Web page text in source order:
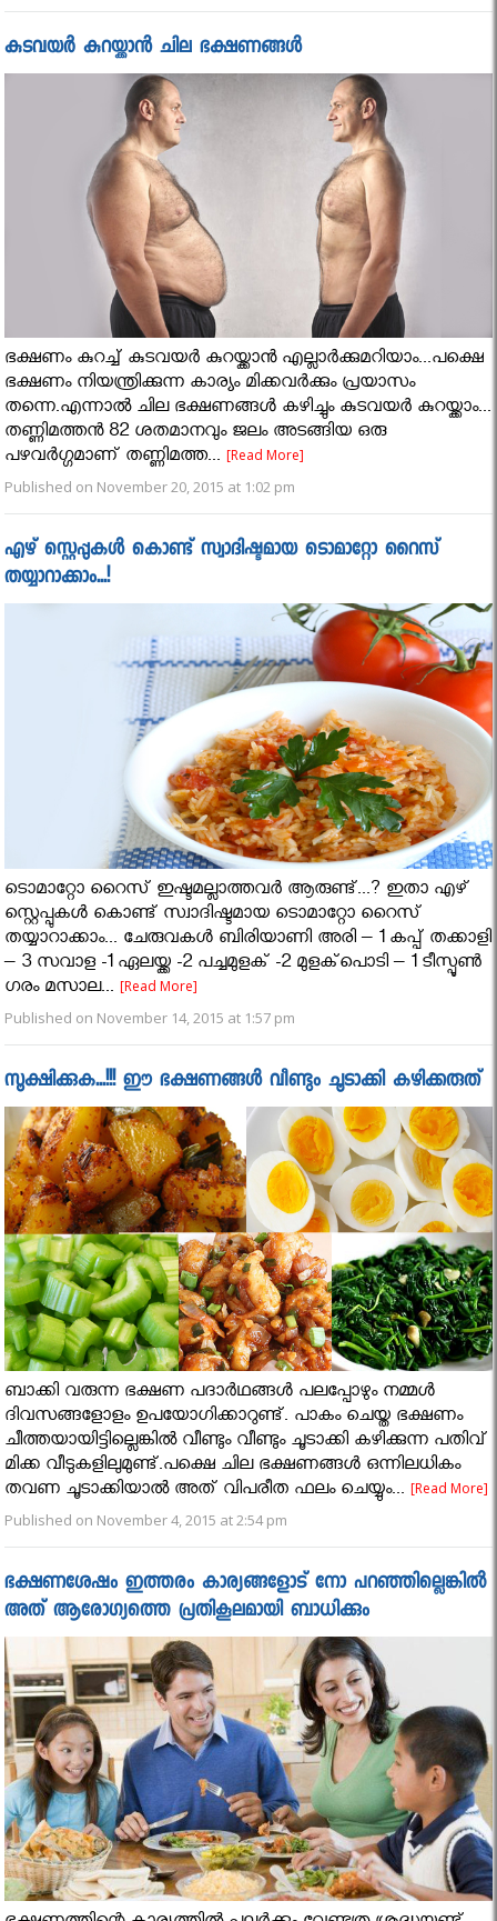
കുടവയര്‍ കുറയ്ക്കാൻ ചില ഭക്ഷണങ്ങള്‍
ഭക്ഷണം കുറച്ച് കുടവയർ കുറയ്ക്കാൻ എല്ലാർക്കുമറിയാം...പക്ഷെ
ഭക്ഷണം നിയന്ത്രിക്കുന്ന കാര്യം മിക്കവർക്കും പ്രയാസം
തന്നെ.എന്നാൽ ചില ഭക്ഷണങ്ങൾ കഴിച്ചും കുടവയർ കുറയ്ക്കാം...
തണ്ണിമത്തന്‍ 82 ശതമാനവും ജലം അടങ്ങിയ ഒരു
പഴവർഗ്ഗമാണ് തണ്ണിമത്ത...[Read More]
Published on November 20, 2015 at 1:02 pm
എഴ് സ്റ്റെപ്പുകൾ കൊണ്ട് സ്വാദിഷ്ടമായ ടൊമാറ്റോ റൈസ്
തയ്യാറാക്കാം...!
ടൊമാറ്റോ റൈസ് ഇഷ്ടമല്ലാത്തവർ ആരുണ്ട്...? ഇതാ എഴ്
സ്റ്റെപ്പുകൾ കൊണ്ട് സ്വാദിഷ്ടമായ ടൊമാറ്റോ റൈസ്
തയ്യാറാക്കാം... ചേരുവകള്‍ ബിരിയാണി അരി – 1 കപ്പ് തക്കാളി
– 3 സവാള -1 ഏലയ്ക്ക -2 പച്ചമുളക് -2 മുളക്‌പൊടി – 1 ടീസ്പൂണ്‍
ഗരം മസാല...[Read More]
Published on November 14, 2015 at 1:57 pm
സൂക്ഷിക്കുക...!!! ഈ ഭക്ഷണങ്ങൾ വീണ്ടും ചൂടാക്കി കഴിക്കരുത്
ബാക്കി വരുന്ന ഭക്ഷണ പദാർഥങ്ങൾ പലപ്പോഴും നമ്മൾ
ദിവസങ്ങളോളം ഉപയോഗിക്കാറുണ്ട്. പാകം ചെയ്ത ഭക്ഷണം
ചീത്തയായിട്ടില്ലെങ്കിൽ വീണ്ടും വീണ്ടും ചൂടാക്കി കഴിക്കുന്ന പതിവ്
മിക്ക വീടുകളിലുമുണ്ട്.പക്ഷെ ചില ഭക്ഷണങ്ങൾ ഒന്നിലധികം
തവണ ചൂടാക്കിയാൽ അത് വിപരീത ഫലം ചെയ്യും...[Read More]
Published on November 4, 2015 at 2:54 pm
ഭക്ഷണശേഷം ഇത്തരം കാര്യങ്ങളോട് നോ പറഞ്ഞില്ലെങ്കിൽ
അത് ആരോഗ്യത്തെ പ്രതികൂലമായി ബാധിക്കും